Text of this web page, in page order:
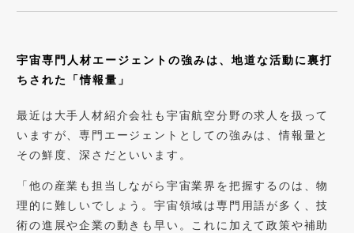
宇宙専門人材エージェントの強みは、地道な活動に裏打
ちされた「情報量」
最近は大手人材紹介会社も宇宙航空分野の求人を扱って
いますが、専門エージェントとしての強みは、情報量と
その鮮度、深さだといいます。
「他の産業も担当しながら宇宙業界を把握するのは、物
理的に難しいでしょう。宇宙領域は専門用語が多く、技
術の進展や企業の動きも早い。これに加えて政策や補助